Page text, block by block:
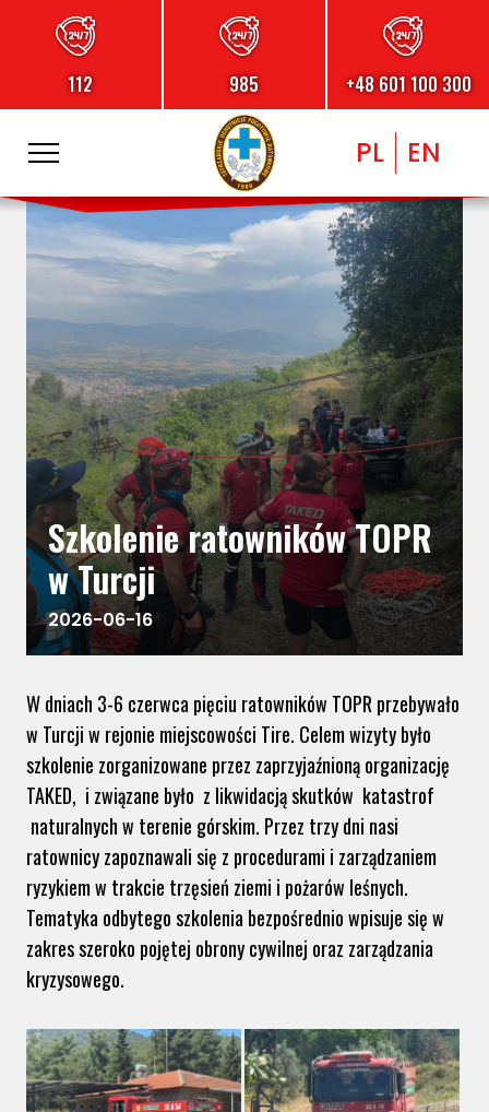
112 985 +48 601 100 300
PL EN
Szkolenie ratowników TOPR
w Turcji
2026-06-16
W dniach 3-6 czerwca pięciu ratowników TOPR przebywało
w Turcji w rejonie miejscowości Tire. Celem wizyty było
szkolenie zorganizowane przez zaprzyjaźnioną organizację
TAKED, i związane było z likwidacją skutków katastrof
naturalnych w terenie górskim. Przez trzy dni nasi
ratownicy zapoznawali się z procedurami i zarządzaniem
ryzykiem w trakcie trzęsień ziemi i pożarów leśnych.
Tematyka odbytego szkolenia bezpośrednio wpisuje się w
zakres szeroko pojętej obrony cywilnej oraz zarządzania
kryzysowego.